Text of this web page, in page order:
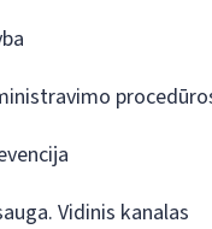
Vidinis kanalas